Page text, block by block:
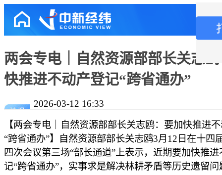
两会专电｜自然资源部部长关志
快推进不动产登记“跨省通办”
2026-03-12 16:33
【两会专电｜自然资源部部长关志鸥：要加快推进
“跨省通办”】自然资源部部长关志鸥3月12日在十四
四次会议第三场“部长通道”上表示，近期要加快推
记“跨省通办”，实事求是解决林耕矛盾等历史遗留问